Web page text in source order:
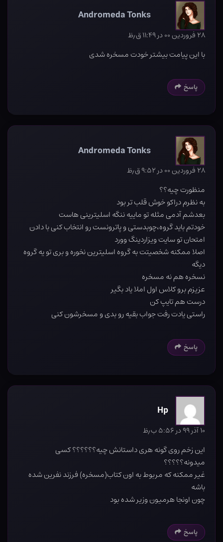
Andromeda Tonks
۲۸ فروردین ۰۰ در ۱۱:۴۹ ق٫ظ
با این پیامت بیشتر خودت مسخره شدی
پاسخ
Andromeda Tonks
۲۸ فروردین ۰۰ در ۹:۵۲ ق٫ظ
منظورت چیه؟؟
به نظرم دراکو خوش قلب تر بود
بعدشم آدمی مثله تو ماییه ننگه اسلیترینی هاست
خودتم باید گروه،چوبدستی و پاترونست رو انتخاب کنی با دادن
امتحان تو سایت ویزاردینگ وورد
اصلا ممکنه شخصیتت به گروه اسلیترین نخوره و بری تو یه گروه
دیگه
نسخره هم نه مسخره
عزیزم برو کلاس اول املا یاد بگیر
درست هم تایپ کن
راستی یادت رفت جواب بقیه رو بدی و مسخرشون کنی
پاسخ
Hp
۱۰ آذر ۹۹ در ۵:۵۶ ب٫ظ
این زخم روی گونه هری داستانش چیه؟؟؟؟؟؟ کسی
میدونه؟؟؟؟؟
غیر ممکنه که مربوط به اون کتاب(مسخره) فرزند نفرین شده
باشه
چون اونجا هرمیون وزیر شده بود
پاسخ